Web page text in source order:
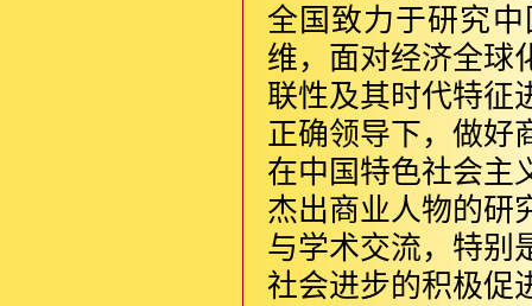
全国致力于研究
维，面对经济全球
联性及其时代特征
正确领导下，做好
在中国特色社会主
杰出商业人物的研
与学术交流，特别
社会进步的积极促